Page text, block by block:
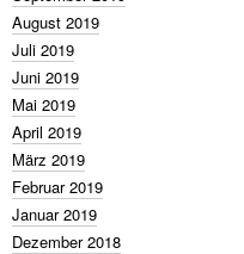
August 2019
Juli 2019
Juni 2019
Mai 2019
April 2019
März 2019
Februar 2019
Januar 2019
Dezember 2018